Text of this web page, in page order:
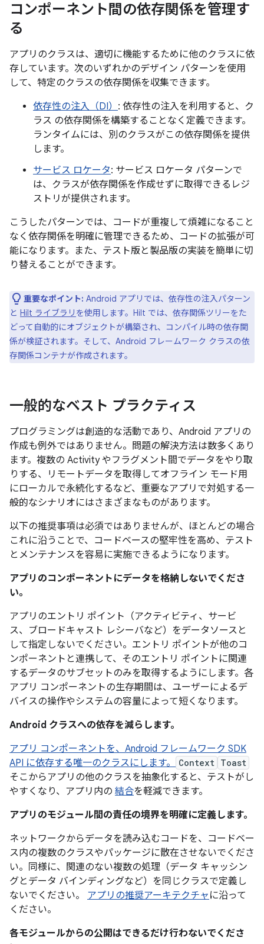
コンポーネント間の依存関係を管理す
る
アプリのクラスは、適切に機能するために他のクラスに依
存しています。次のいずれかのデザイン パターンを使用
して、特定のクラスの依存関係を収集できます。
依存性の注入（DI） : 依存性の注入を利用すると、ク
ラス の依存関係を構築することなく定義できます。
ランタイムには、別のクラスがこの依存関係を提供
します。
サービス ロケータ: サービス ロケータ パターンで
は、クラスが依存関係を作成せずに取得できるレジ
ストリが提供されます。
こうしたパターンでは、コードが重複して煩雑になること
なく依存関係を明確に管理できるため、コードの拡張が可
能になります。また、テスト版と製品版の実装を簡単に切
り替えることができます。
重要なポイント: Android アプリでは、依存性の注入パターン
と Hilt ライブラリ を使用します。Hilt では、依存関係ツリーをた
どって自動的にオブジェクトが構築され、コンパイル時の依存関
係が検証されます。そして、Android フレームワーク クラスの依
存関係コンテナが作成されます。
一般的なベスト プラクティス
プログラミングは創造的な活動であり、Android アプリの
作成も例外ではありません。問題の解決方法は数多くあり
ます。複数の Activity やフラグメント間でデータをやり取
りする、リモートデータを取得してオフライン モード用
にローカルで永続化するなど、重要なアプリで対処する一
般的なシナリオにはさまざまなものがあります。
以下の推奨事項は必須ではありませんが、ほとんどの場合
これに沿うことで、コードベースの堅牢性を高め、テスト
とメンテナンスを容易に実施できるようになります。
アプリのコンポーネントにデータを格納しないでくださ
い。
アプリのエントリ ポイント（アクティビティ、サービ
ス、ブロードキャスト レシーバなど）をデータソースと
して指定しないでください。エントリ ポイントが他のコ
ンポーネントと連携して、そのエントリ ポイントに関連
するデータのサブセットのみを取得するようにします。各
アプリ コンポーネントの生存期間は、ユーザーによるデ
バイスの操作やシステムの容量によって短くなります。
Android クラスへの依存を減らします。
アプリ コンポーネントを、Android フレームワーク SDK
API に依存する唯一のクラスにします。
Context Toast
そこからアプリの他のクラスを抽象化すると、テストがし
やすくなり、アプリ内の 結合を軽減できます。
アプリのモジュール間の責任の境界を明確に定義します。
ネットワークからデータを読み込むコードを、コードベー
ス内の複数のクラスやパッケージに散在させないでくださ
い。同様に、関連のない複数の処理（データ キャッシン
グとデータ バインディングなど）を同じクラスで定義し
ないでください。 アプリの推奨アーキテクチャ に沿って
ください。
各モジュールからの公開はできるだけ行わないでくださ